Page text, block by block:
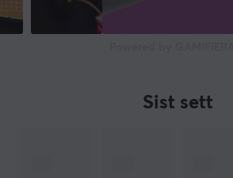
Sist sett